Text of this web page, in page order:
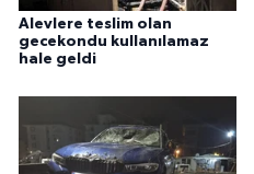
Alevlere teslim olan
gecekondu kullanılamaz
hale geldi